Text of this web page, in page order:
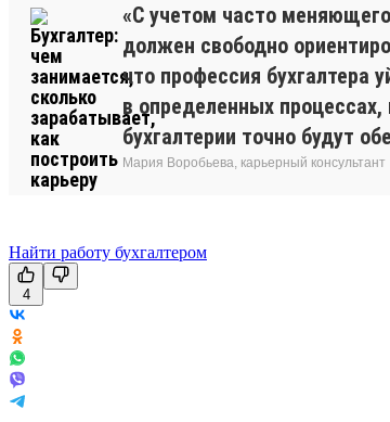
«С учетом часто
должен свободно
что профессия бухгалтера
в определенных
бухгалтерии точно будут
Мария Воробьева, карьерный консультант
Найти работу бухгалтером
4